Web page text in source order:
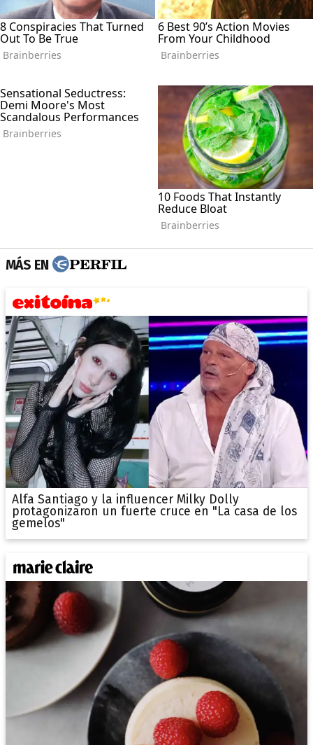
MÁS EN
Alfa Santiago y la influencer Milky Dolly
protagonizaron un fuerte cruce en "La casa de los
gemelos"